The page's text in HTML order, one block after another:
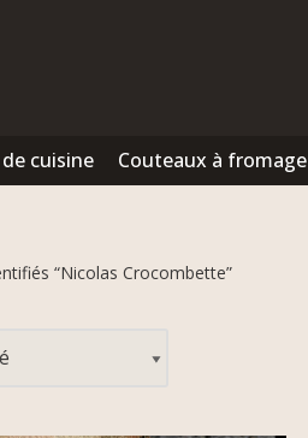
cuisine Couteaux à fromage
“Nicolas Crocombette”